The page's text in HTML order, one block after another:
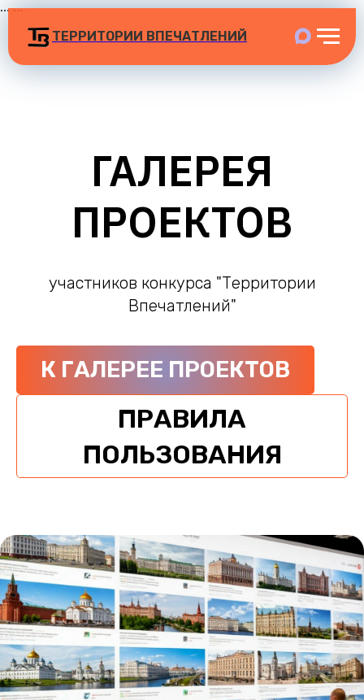
......
ТЕРРИТОРИИ ВПЕЧАТЛЕНИЙ
ГАЛЕРЕЯ
ПРОЕКТОВ
участников конкурса "Территории
Впечатлений"
К ГАЛЕРЕЕ ПРОЕКТОВ
ПРАВИЛА
ПОЛЬЗОВАНИЯ